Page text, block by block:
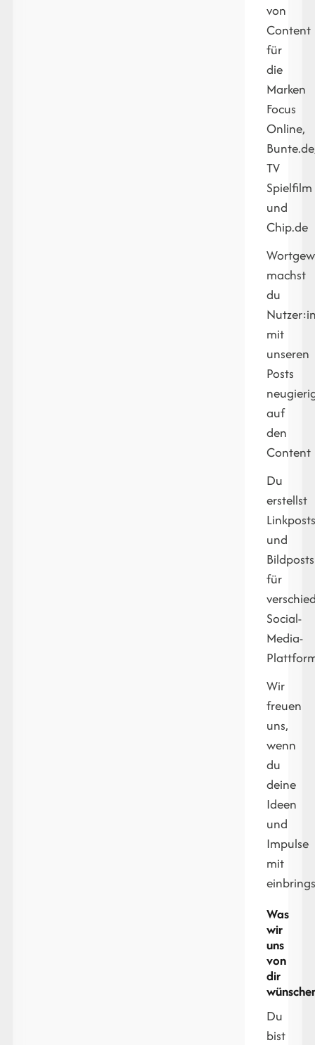
von
Content
für
die
Marken
Focus
Online,
TV
Spielfilm
und
Chip.de
machst
du
mit
unseren
Posts
auf
den
Content
Du
erstellst
und
Bildposts
für
Social-
Media-
Wir
freuen
uns,
wenn
du
deine
Ideen
und
Impulse
mit
Was
wir
uns
von
dir
Du
bist